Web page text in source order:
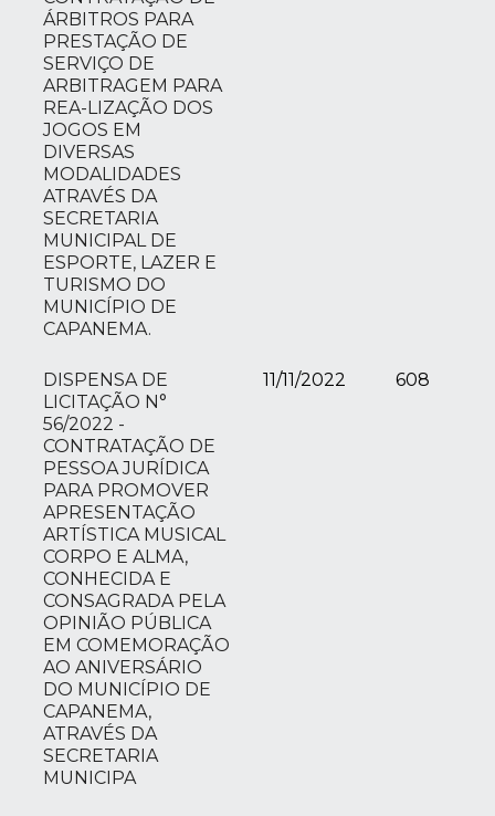
ÁRBITROS PARA
PRESTAÇÃO DE
SERVIÇO DE
ARBITRAGEM PARA
REA-LIZAÇÃO DOS
JOGOS EM
DIVERSAS
MODALIDADES
ATRAVÉS DA
SECRETARIA
MUNICIPAL DE
ESPORTE, LAZER E
TURISMO DO
MUNICÍPIO DE
CAPANEMA.
DISPENSA DE
LICITAÇÃO N°
56/2022 -
CONTRATAÇÃO DE
PESSOA JURÍDICA
PARA PROMOVER
APRESENTAÇÃO
ARTÍSTICA MUSICAL
CORPO E ALMA,
CONHECIDA E
CONSAGRADA PELA
OPINIÃO PÚBLICA
EM COMEMORAÇÃO
AO ANIVERSÁRIO
DO MUNICÍPIO DE
CAPANEMA,
ATRAVÉS DA
SECRETARIA
MUNICIPA
11/11/2022 608